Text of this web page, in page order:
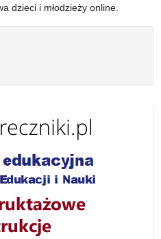
dzieci i młodzieży online.